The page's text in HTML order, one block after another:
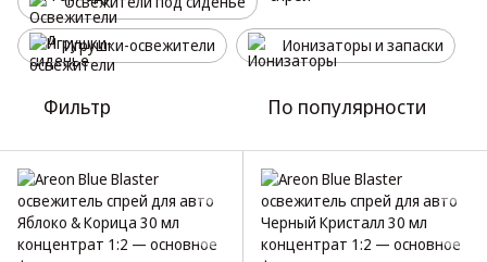
Игрушки-освежители Ионизаторы и запаски
Фильтр По популярности